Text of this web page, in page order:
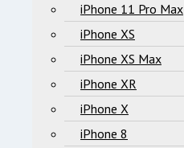
iPhone 11 Pro Max
iPhone XS
iPhone XS Max
iPhone XR
iPhone X
iPhone 8